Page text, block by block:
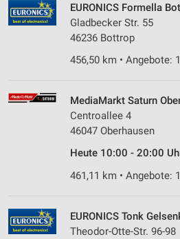
EURONICS Formella
Gladbecker Str. 55
46236 Bottrop
456,50 km • Angebote:
MediaMarkt Saturn
Centroallee 4
46047 Oberhausen
Heute 10:00 - 20:00
461,11 km • Angebote:
EURONICS Tonk
Theodor-Otte-Str. 96-98